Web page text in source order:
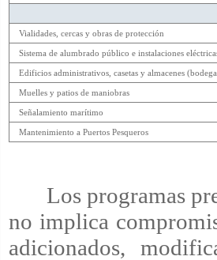
Vialidades, cercas y obras de protección
Sistema de alumbrado público e instalaciones
Edificios administrativos, casetas y almacenes
Muelles y patios de maniobras
Señalamiento marítimo
Mantenimiento a Puertos Pesqueros
Los programas
no implica
adicionados,